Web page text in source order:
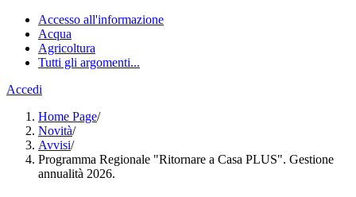
Accesso all'informazione
Acqua
Agricoltura
Tutti gli argomenti...
Accedi
Home Page/
Novità/
Avvisi/
Programma Regionale "Ritornare a Casa PLUS". Gestione
annualità 2026.